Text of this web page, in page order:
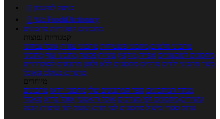
 כניסה לחשבון

מנוי FoodsDictionary
מתכונים קטגוריות מתכונים
קטגוריות נפוצות
מתכוני סלטים מתכוני פשטידות מתכוני עוגות אוכל צמחוני
מתכונים לטבעוניים אפייה מוקפץ עוגיות פסטה מתכוני עוף מתכוני
בשר מתכוני ילדים מרקים מתכונים ללא גלוטן מתכונים לסוכרתיים
טרנדים בעולם האוכל
מיוחדים
מנתח המתכונים ספר המתכונים שלי מתכוני וידאו מתכונים
עשירים מתכונים לפי מצרכים אוכל דיאטטי אוכל בריא מאכלי
עדות ספרי בישול מתכונים לפי חגים ועונות לפי שיטות הכנה